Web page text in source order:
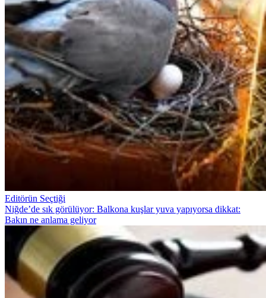
Editörün Seçtiği
Niğde’de sık görülüyor: Balkona kuşlar yuva yapıyorsa dikkat:
Bakın ne anlama geliyor